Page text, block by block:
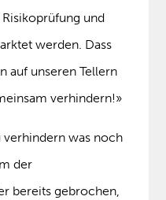
und
werden. Dass
auf unseren Tellern
verhindern!»
verhindern was noch
der
bereits gebrochen,